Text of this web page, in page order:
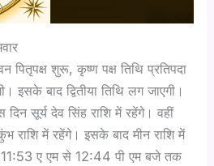
पितृपक्ष शुरू, कृष्ण पक्ष तिथि प्रतिपदा
इसके बाद द्वितीया तिथि लग जाएगी।
सूर्य देव सिंह राशि में रहेंगे। वहीं
राशि में रहेंगे। इसके बाद मीन राशि में
11:53 ए एम से 12:44 पी एम बजे तक